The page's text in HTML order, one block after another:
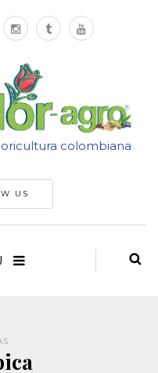
colombiana
US